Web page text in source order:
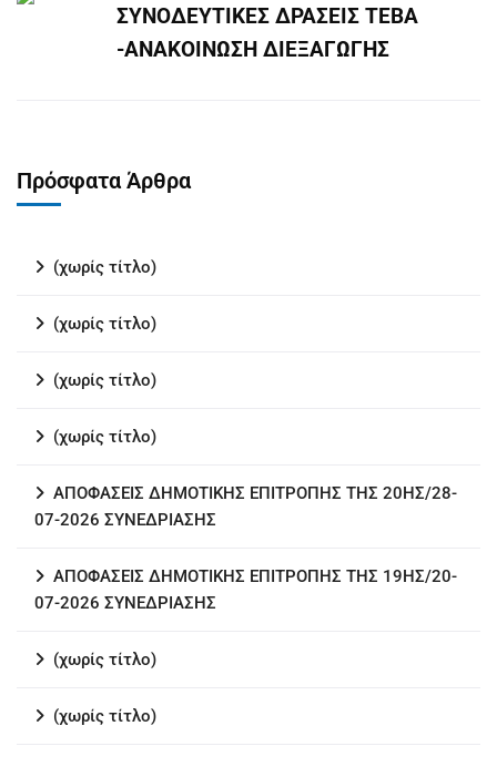
ΣΥΝΟΔΕΥΤΙΚΕΣ ΔΡΑΣΕΙΣ ΤΕΒΑ
-ΑΝΑΚΟΙΝΩΣΗ ΔΙΕΞΑΓΩΓΗΣ
Πρόσφατα Άρθρα
(χωρίς τίτλο)
(χωρίς τίτλο)
(χωρίς τίτλο)
(χωρίς τίτλο)
ΑΠΟΦΑΣΕΙΣ ΔΗΜΟΤΙΚΗΣ ΕΠΙΤΡΟΠΗΣ ΤΗΣ 20ΗΣ/28-
07-2026 ΣΥΝΕΔΡΙΑΣΗΣ
ΑΠΟΦΑΣΕΙΣ ΔΗΜΟΤΙΚΗΣ ΕΠΙΤΡΟΠΗΣ ΤΗΣ 19ΗΣ/20-
07-2026 ΣΥΝΕΔΡΙΑΣΗΣ
(χωρίς τίτλο)
(χωρίς τίτλο)